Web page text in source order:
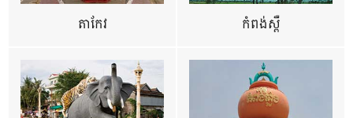
តាកែវ កំពង់ស្ពឺ